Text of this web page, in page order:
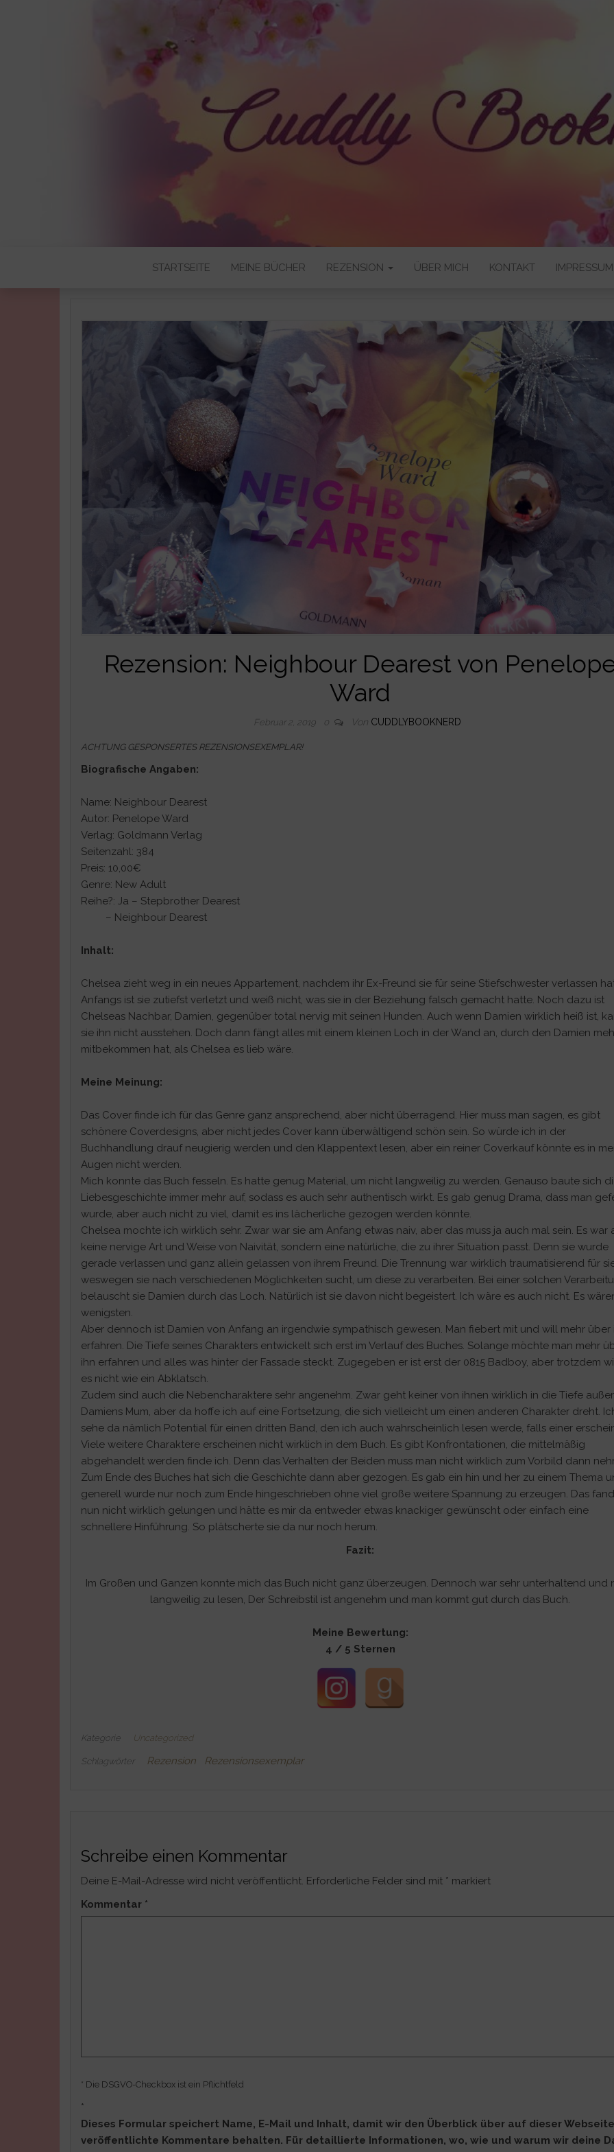
CUDDLYBOOKNERD
STARTSEITE MEINE BÜCHER REZENSION ÜBER MICH KONTAKT IMPRESSUM
Rezension: Neighbour Dearest von
Ward
Februar 2, 2019 0 Von CUDDLYBOOKNERD
ACHTUNG GESPONSERTES REZENSIONSEXEMPLAR!
Biografische Angaben:
Name: Neighbour Dearest
Autor: Penelope Ward
Verlag: Goldmann Verlag
Seitenzahl: 384
Preis: 10,00€
Genre: New Adult
Reihe?: Ja – Stepbrother Dearest
– Neighbour Dearest
Inhalt:
Chelsea zieht weg in ein neues Appartement, nachdem ihr Ex-Freund sie für seine Stiefschwester verlassen
Anfangs ist sie zutiefst verletzt und weiß nicht, was sie in der Beziehung falsch gemacht hatte. Noch dazu ist
Chelseas Nachbar, Damien, gegenüber total nervig mit seinen Hunden. Auch wenn Damien wirklich heiß ist,
sie ihn nicht ausstehen. Doch dann fängt alles mit einem kleinen Loch in der Wand an, durch den Damien
mitbekommen hat, als Chelsea es lieb wäre.
Meine Meinung:
Das Cover finde ich für das Genre ganz ansprechend, aber nicht überragend. Hier muss man sagen, es gibt
schönere Coverdesigns, aber nicht jedes Cover kann überwältigend schön sein. So würde ich in der
Buchhandlung drauf neugierig werden und den Klappentext lesen, aber ein reiner Coverkauf könnte es in
Augen nicht werden.
Mich konnte das Buch fesseln. Es hatte genug Material, um nicht langweilig zu werden. Genauso baute sich
Liebesgeschichte immer mehr auf, sodass es auch sehr authentisch wirkt. Es gab genug Drama, dass man
wurde, aber auch nicht zu viel, damit es ins lächerliche gezogen werden könnte.
Chelsea mochte ich wirklich sehr. Zwar war sie am Anfang etwas naiv, aber das muss ja auch mal sein. Es war
keine nervige Art und Weise von Naivität, sondern eine natürliche, die zu ihrer Situation passt. Denn sie wurde
gerade verlassen und ganz allein gelassen von ihrem Freund. Die Trennung war wirklich traumatisierend für
weswegen sie nach verschiedenen Möglichkeiten sucht, um diese zu verarbeiten. Bei einer solchen
belauscht sie Damien durch das Loch. Natürlich ist sie davon nicht begeistert. Ich wäre es auch nicht. Es
wenigsten.
Aber dennoch ist Damien von Anfang an irgendwie sympathisch gewesen. Man fiebert mit und will mehr über
erfahren. Die Tiefe seines Charakters entwickelt sich erst im Verlauf des Buches. Solange möchte man mehr
ihn erfahren und alles was hinter der Fassade steckt. Zugegeben er ist erst der 0815 Badboy, aber trotzdem
es nicht wie ein Abklatsch.
Zudem sind auch die Nebencharaktere sehr angenehm. Zwar geht keiner von ihnen wirklich in die Tiefe außer
Damiens Mum, aber da hoffe ich auf eine Fortsetzung, die sich vielleicht um einen anderen Charakter dreht.
sehe da nämlich Potential für einen dritten Band, den ich auch wahrscheinlich lesen werde, falls einer
Viele weitere Charaktere erscheinen nicht wirklich in dem Buch. Es gibt Konfrontationen, die mittelmäßig
abgehandelt werden finde ich. Denn das Verhalten der Beiden muss man nicht wirklich zum Vorbild dann
Zum Ende des Buches hat sich die Geschichte dann aber gezogen. Es gab ein hin und her zu einem Thema
generell wurde nur noch zum Ende hingeschrieben ohne viel große weitere Spannung zu erzeugen. Das
nun nicht wirklich gelungen und hätte es mir da entweder etwas knackiger gewünscht oder einfach eine
schnellere Hinführung. So plätscherte sie da nur noch herum.
Fazit:
Im Großen und Ganzen konnte mich das Buch nicht ganz überzeugen. Dennoch war sehr unterhaltend und
langweilig zu lesen, Der Schreibstil ist angenehm und man kommt gut durch das Buch.
Meine Bewertung:
4 / 5 Sternen
Kategorie Uncategorized
Schlagwörter Rezension Rezensionsexemplar
Schreibe einen Kommentar
Deine E-Mail-Adresse wird nicht veröffentlicht. Erforderliche Felder sind mit * markiert
Kommentar *
* Die DSGVO-Checkbox ist ein Pflichtfeld
*
Dieses Formular speichert Name, E-Mail und Inhalt, damit wir den Überblick über auf dieser Webseite
veröffentlichte Kommentare behalten. Für detaillierte Informationen, wo, wie und warum wir deine